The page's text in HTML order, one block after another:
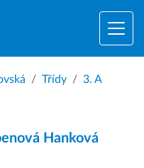
Třídy 3. A
Hanková